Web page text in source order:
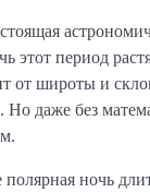
этот период
от широты и
даже без
ночь